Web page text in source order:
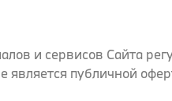
и сервисов Сайта
является публичной